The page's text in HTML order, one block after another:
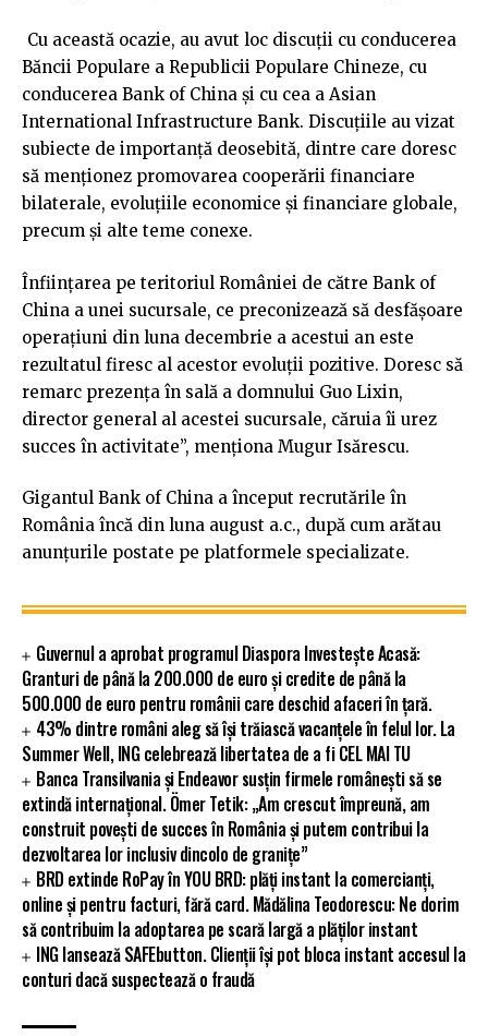
Cu această ocazie, au avut loc discuții cu conducerea
Băncii Populare a Republicii Populare Chineze, cu
conducerea Bank of China și cu cea a Asian
International Infrastructure Bank. Discuțiile au vizat
subiecte de importanță deosebită, dintre care doresc
să menționez promovarea cooperării financiare
bilaterale, evoluțiile economice și financiare globale,
precum și alte teme conexe.
Înființarea pe teritoriul României de către Bank of
China a unei sucursale, ce preconizează să desfășoare
operațiuni din luna decembrie a acestui an este
rezultatul firesc al acestor evoluții pozitive. Doresc să
remarc prezența în sală a domnului Guo Lixin,
director general al acestei sucursale, căruia îi urez
succes în activitate”, menționa Mugur Isărescu.
Gigantul Bank of China a început recrutările în
România încă din luna august a.c., după cum arătau
anunțurile postate pe platformele specializate.
Guvernul a aprobat programul Diaspora Investește Acasă:
Granturi de până la 200.000 de euro și credite de până la
500.000 de euro pentru românii care deschid afaceri în țară.
43% dintre români aleg să își trăiască vacanțele în felul lor. La
Summer Well, ING celebrează libertatea de a fi CEL MAI TU
Banca Transilvania și Endeavor susțin firmele românești să se
extindă internațional. Ömer Tetik: „Am crescut împreună, am
construit povești de succes în România și putem contribui la
dezvoltarea lor inclusiv dincolo de granițe”
BRD extinde RoPay în YOU BRD: plăți instant la comercianți,
online și pentru facturi, fără card. Mădălina Teodorescu: Ne dorim
să contribuim la adoptarea pe scară largă a plăților instant
ING lansează SAFEbutton. Clienții își pot bloca instant accesul la
conturi dacă suspectează o fraudă